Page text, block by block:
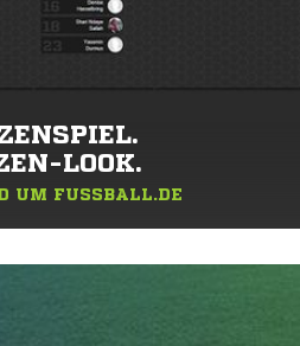
LOOK.
UM FUSSBALL.DE